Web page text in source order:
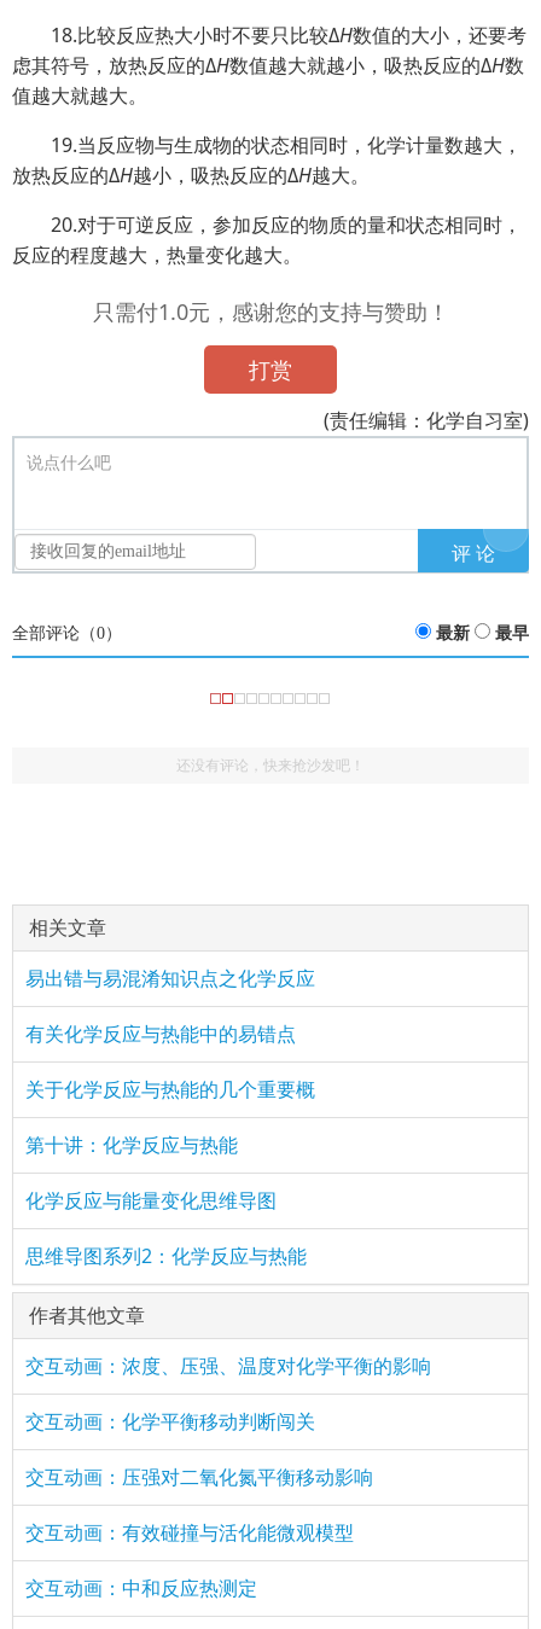
18.比较反应热大小时不要只比较ΔH数值的大小，还要考
虑其符号，放热反应的ΔH数值越大就越小，吸热反应的ΔH数
值越大就越大。
19.当反应物与生成物的状态相同时，化学计量数越大，
放热反应的ΔH越小，吸热反应的ΔH越大。
20.对于可逆反应，参加反应的物质的量和状态相同时，
反应的程度越大，热量变化越大。
只需付1.0元，感谢您的支持与赞助！
打赏
(责任编辑：化学自习室)
说点什么吧
全部评论（0） 最新 最早
还没有评论，快来抢沙发吧！
相关文章
易出错与易混淆知识点之化学反应
有关化学反应与热能中的易错点
关于化学反应与热能的几个重要概
第十讲：化学反应与热能
化学反应与能量变化思维导图
思维导图系列2：化学反应与热能
作者其他文章
交互动画：浓度、压强、温度对化学平衡的影响
交互动画：化学平衡移动判断闯关
交互动画：压强对二氧化氮平衡移动影响
交互动画：有效碰撞与活化能微观模型
交互动画：中和反应热测定